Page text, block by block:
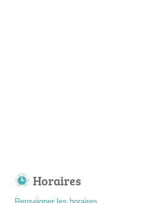
Horaires